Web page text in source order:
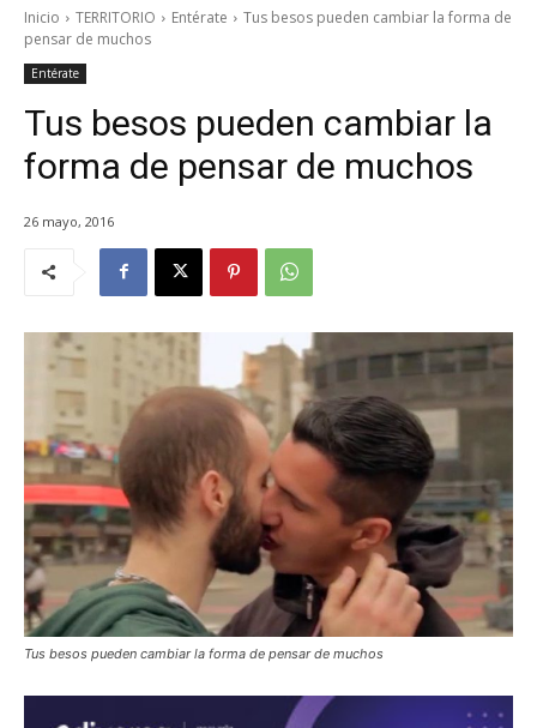
Inicio TERRITORIO Entérate
Tus besos pueden cambiar la forma de
pensar de muchos
Entérate
Tus besos pueden cambiar la
forma de pensar de muchos
26 mayo, 2016
Tus besos pueden cambiar la forma de pensar de muchos